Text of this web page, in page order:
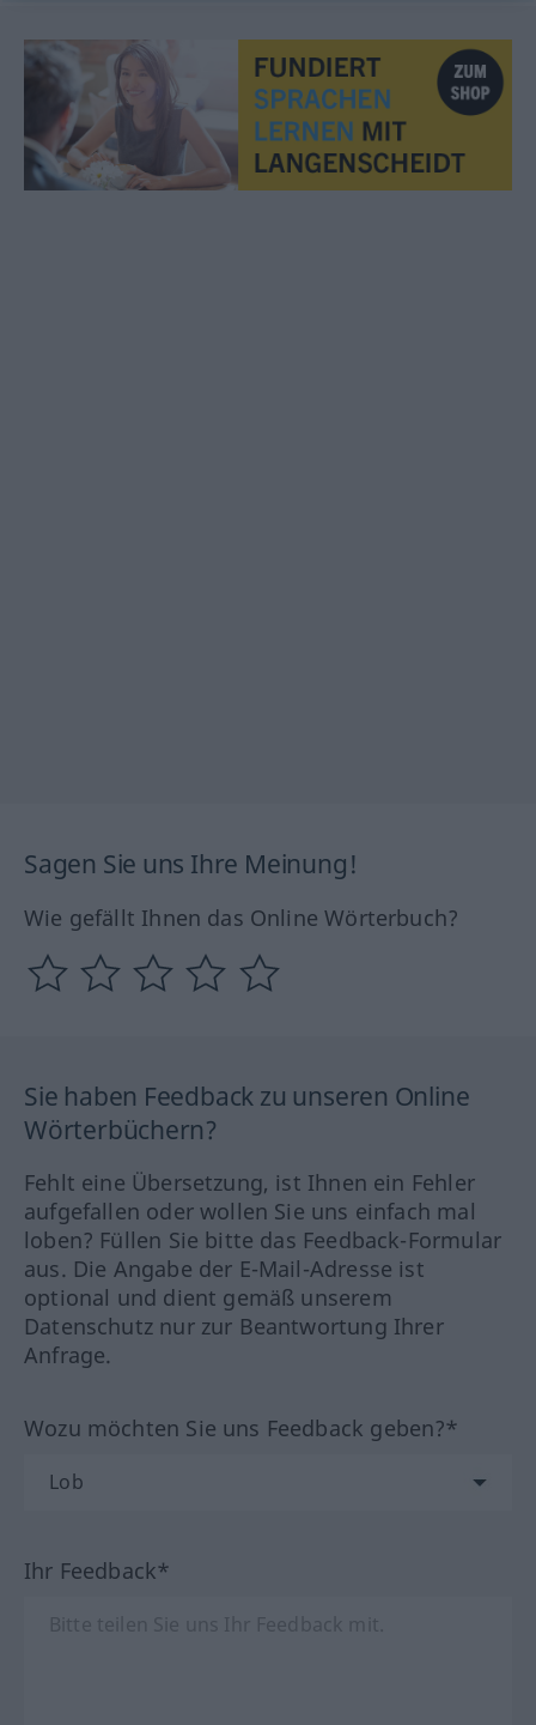
Sagen Sie uns Ihre Meinung!
Wie gefällt Ihnen das Online Wörterbuch?
Sie haben Feedback zu unseren Online
Wörterbüchern?
Fehlt eine Übersetzung, ist Ihnen ein Fehler
aufgefallen oder wollen Sie uns einfach mal
loben? Füllen Sie bitte das Feedback-Formular
aus. Die Angabe der E-Mail-Adresse ist
optional und dient gemäß unserem
Datenschutz nur zur Beantwortung Ihrer
Anfrage.
Wozu möchten Sie uns Feedback geben?*
Ihr Feedback*